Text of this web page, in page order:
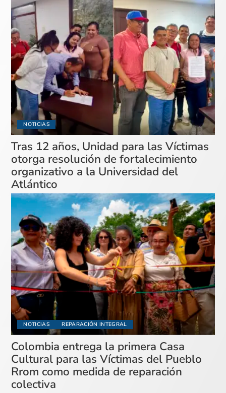
NOTICIAS
Tras 12 años, Unidad para las Víctimas
otorga resolución de fortalecimiento
organizativo a la Universidad del
Atlántico
NOTICIAS REPARACIÓN INTEGRAL
Colombia entrega la primera Casa
Cultural para las Víctimas del Pueblo
Rrom como medida de reparación
colectiva